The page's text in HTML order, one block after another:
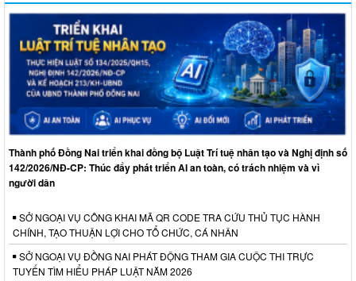
Thành phố Đồng Nai triển khai đồng bộ Luật Trí tuệ nhân tạo và Nghị định số
142/2026/NĐ-CP: Thúc đẩy phát triển AI an toàn, có trách nhiệm và vì
người dân
SỞ NGOẠI VỤ CÔNG KHAI MÃ QR CODE TRA CỨU THỦ TỤC HÀNH
CHÍNH, TẠO THUẬN LỢI CHO TỔ CHỨC, CÁ NHÂN
SỞ NGOẠI VỤ ĐỒNG NAI PHÁT ĐỘNG THAM GIA CUỘC THI TRỰC
TUYẾN TÌM HIỂU PHÁP LUẬT NĂM 2026